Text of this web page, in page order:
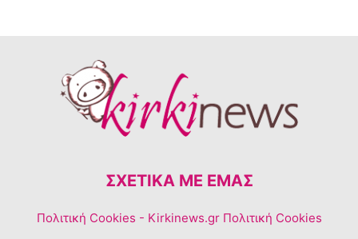
ΣΧΕΤΙΚΆ ΜΕ ΕΜΆΣ
Πολιτική Cookies - Kirkinews.gr Πολιτική Cookies